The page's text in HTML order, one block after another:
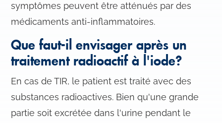
symptômes peuvent être atténués par des
médicaments anti-inflammatoires.
Que faut-il envisager après un
traitement radioactif à l'iode?
En cas de TIR, le patient est traité avec des
substances radioactives. Bien qu'une grande
partie soit excrétée dans l'urine pendant le